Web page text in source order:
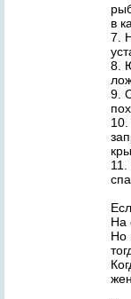
в
7.
8.
9.
10.
На
Но